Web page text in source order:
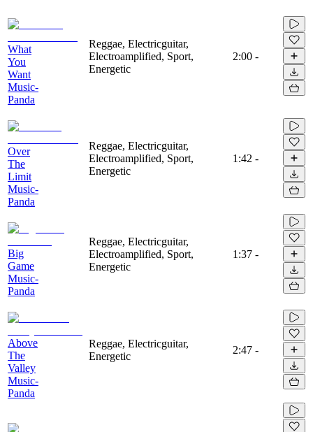
What
You
Want
Music-
Panda
Reggae, Electricguitar,
Electroamplified, Sport,
Energetic
2:00 -
Over
The
Limit
Music-
Panda
Reggae, Electricguitar,
Electroamplified, Sport,
Energetic
1:42 -
Big
Game
Music-
Panda
Reggae, Electricguitar,
Electroamplified, Sport,
Energetic
1:37 -
Above
The
Valley
Music-
Panda
Reggae, Electricguitar,
Energetic
2:47 -